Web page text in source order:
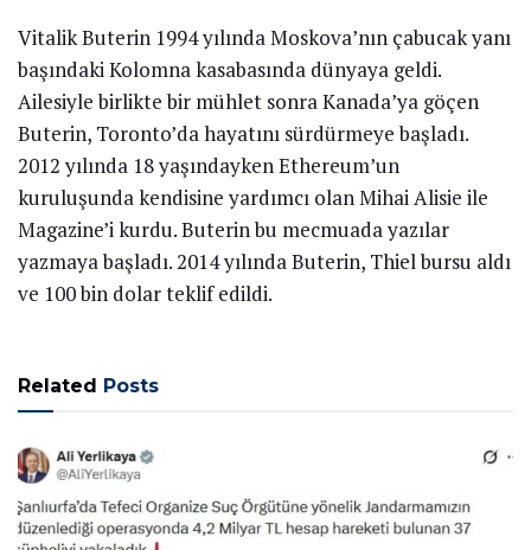
Vitalik Buterin 1994 yılında Moskova’nın çabucak yanı
başındaki Kolomna kasabasında dünyaya geldi.
Ailesiyle birlikte bir mühlet sonra Kanada’ya göçen
Buterin, Toronto’da hayatını sürdürmeye başladı.
2012 yılında 18 yaşındayken Ethereum’un
kuruluşunda kendisine yardımcı olan Mihai Alisie ile
Magazine’i kurdu. Buterin bu mecmuada yazılar
yazmaya başladı. 2014 yılında Buterin, Thiel bursu aldı
ve 100 bin dolar teklif edildi.
Related Posts